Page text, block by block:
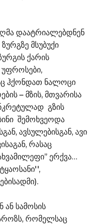
დაატრიალებდნენ
მსუბუქი
ქარის
უფროსები,
ჰქონდათ ნალოცი
– მზის, მთვარისა
გზის
შემოხვეოდა
ავსულებისგან, ავი
რასაც
ერქვა…
ან სამოსის
რომელსაც